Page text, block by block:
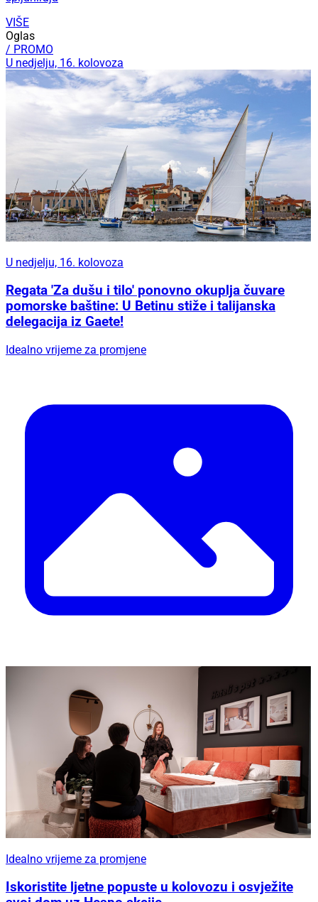
VIŠE
Oglas
/ PROMO
U nedjelju, 16. kolovoza
U nedjelju, 16. kolovoza
Regata 'Za dušu i tilo' ponovno okuplja čuvare
pomorske baštine: U Betinu stiže i talijanska
delegacija iz Gaete!
Idealno vrijeme za promjene
Idealno vrijeme za promjene
Iskoristite ljetne popuste u kolovozu i osvježite